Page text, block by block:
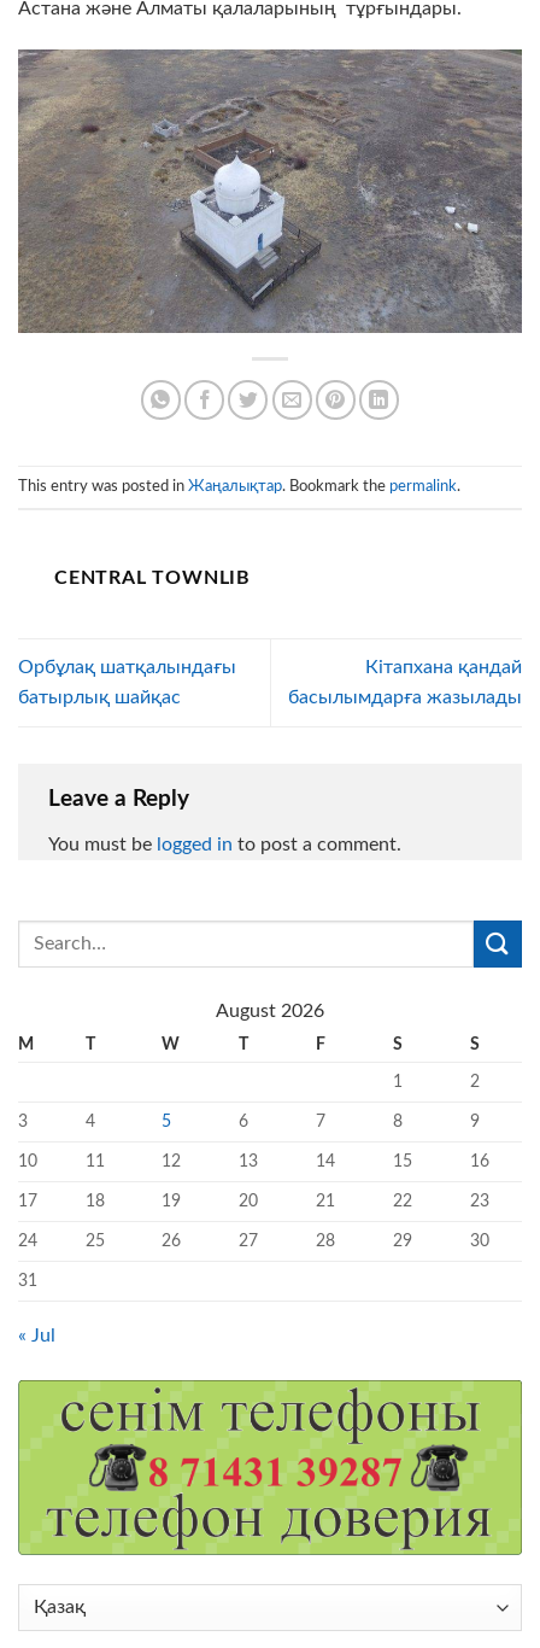
Астана және Алматы қалаларының тұрғындары.
This entry was posted in Жаңалықтар. Bookmark the permalink.
CENTRAL TOWNLIB
Орбұлақ шатқалындағы
батырлық шайқас
Кітапхана қандай
басылымдарға жазылады
Leave a Reply
You must be logged in to post a comment.
August 2026
M T W T F S S
1 2
3 4 5 6 7 8 9
10 11 12 13 14 15 16
17 18 19 20 21 22 23
24 25 26 27 28 29 30
31
« Jul
Choose